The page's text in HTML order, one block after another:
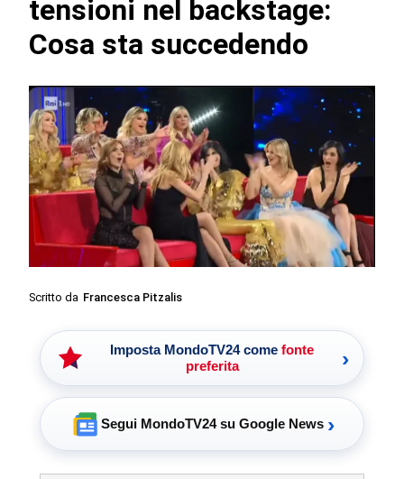
tensioni nel backstage:
Cosa sta succedendo
Scritto da Francesca Pitzalis
Imposta MondoTV24 come fonte
preferita
›
Segui MondoTV24 su Google News ›